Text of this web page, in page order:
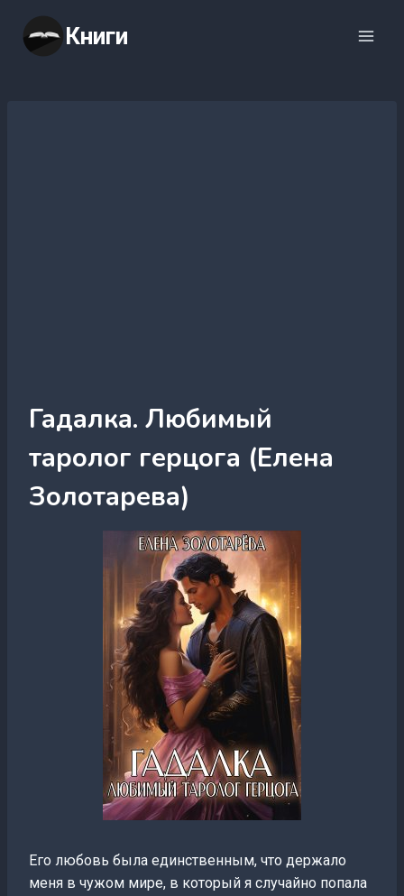
содержимому
Книги
Гадалка. Любимый
таролог герцога (Елена
Золотарева)
Его любовь была единственным, что держало
меня в чужом мире, в который я случайно попала